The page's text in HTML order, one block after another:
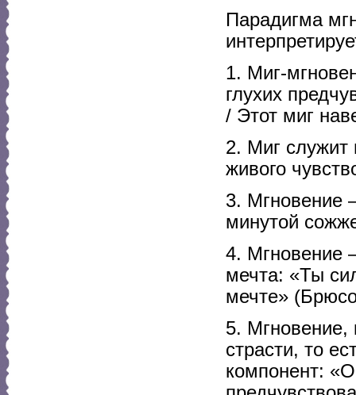
Парадигма
1. Миг-
глухих
/ Этот миг
2. Миг
живого
3. Мгновение
минутой
4. Мгновение
мечта: «Ты
мечте»
5. Мгновение,
страсти, то
компонент: